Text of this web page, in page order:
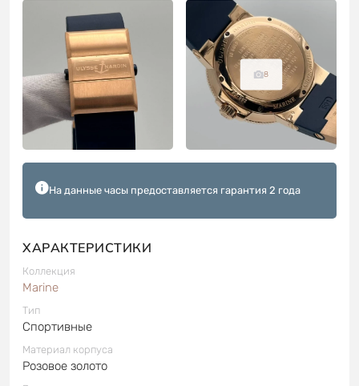
8
На данные часы предоставляется гарантия 2 года
ХАРАКТЕРИСТИКИ
Коллекция
Marine
Тип
Спортивные
Материал корпуса
Розовое золото